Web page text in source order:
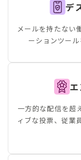
デ
メールを持たない
ーションツー
一方的な配信を超
ィブな投票、従業